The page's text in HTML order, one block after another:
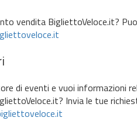
vendita BigliettoVeloce.it?
di eventi e vuoi informazioni
Invia le tue